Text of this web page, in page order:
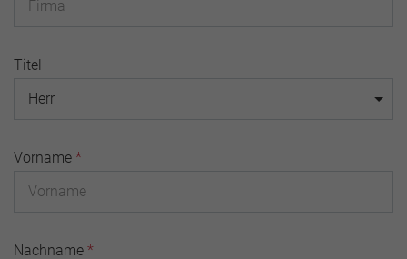
Titel
Herr
Vorname *
Nachname *